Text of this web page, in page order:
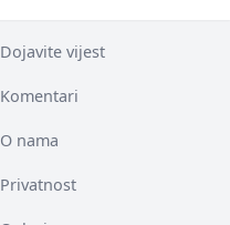
Dojavite vijest
Komentari
O nama
Privatnost